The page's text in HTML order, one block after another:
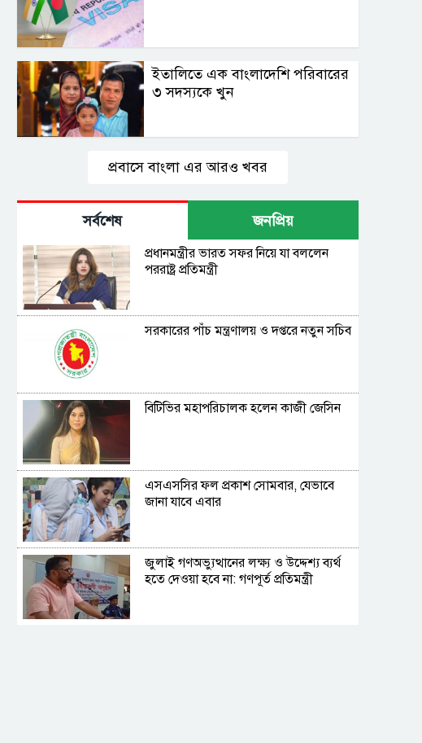
ইতালিতে এক বাংলাদেশি পরিবারের
৩ সদস্যকে খুন
প্রবাসে বাংলা এর আরও খবর
সর্বশেষ জনপ্রিয়
প্রধানমন্ত্রীর ভারত সফর নিয়ে যা বললেন
পররাষ্ট্র প্রতিমন্ত্রী
সরকারের পাঁচ মন্ত্রণালয় ও দপ্তরে নতুন সচিব
বিটিভির মহাপরিচালক হলেন কাজী জেসিন
এসএসসির ফল প্রকাশ সোমবার, যেভাবে
জানা যাবে এবার
জুলাই গণঅভ্যুত্থানের লক্ষ্য ও উদ্দেশ্য ব্যর্থ
হতে দেওয়া হবে না: গণপূর্ত প্রতিমন্ত্রী